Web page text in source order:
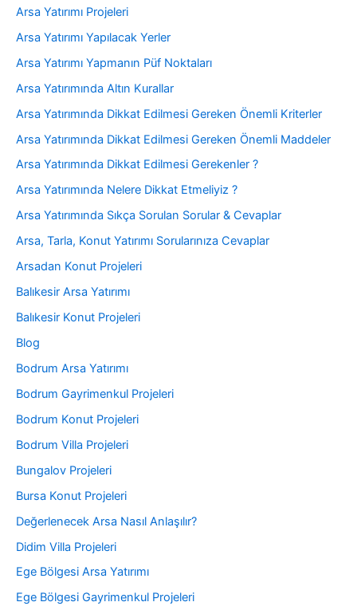
Arsa Yatırımı Projeleri
Arsa Yatırımı Yapılacak Yerler
Arsa Yatırımı Yapmanın Püf Noktaları
Arsa Yatırımında Altın Kurallar
Arsa Yatırımında Dikkat Edilmesi Gereken Önemli Kriterler
Arsa Yatırımında Dikkat Edilmesi Gereken Önemli Maddeler
Arsa Yatırımında Dikkat Edilmesi Gerekenler ?
Arsa Yatırımında Nelere Dikkat Etmeliyiz ?
Arsa Yatırımında Sıkça Sorulan Sorular & Cevaplar
Arsa, Tarla, Konut Yatırımı Sorularınıza Cevaplar
Arsadan Konut Projeleri
Balıkesir Arsa Yatırımı
Balıkesir Konut Projeleri
Blog
Bodrum Arsa Yatırımı
Bodrum Gayrimenkul Projeleri
Bodrum Konut Projeleri
Bodrum Villa Projeleri
Bungalov Projeleri
Bursa Konut Projeleri
Değerlenecek Arsa Nasıl Anlaşılır?
Didim Villa Projeleri
Ege Bölgesi Arsa Yatırımı
Ege Bölgesi Gayrimenkul Projeleri